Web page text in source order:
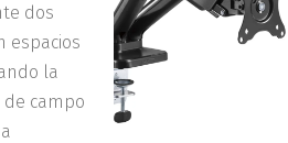
dos
espacios
la
campo